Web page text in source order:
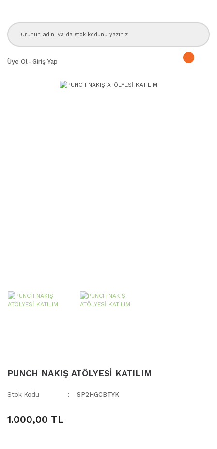
Üye Ol - Giriş Yap
PUNCH NAKIŞ ATÖLYESİ KATILIM
Stok Kodu SP2HGCBTYK
1.000,00 TL